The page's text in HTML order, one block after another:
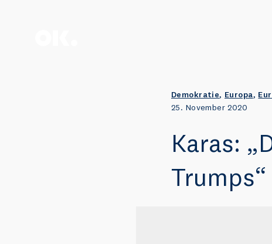
Demokratie, Europa,
25. November 2020
Karas: